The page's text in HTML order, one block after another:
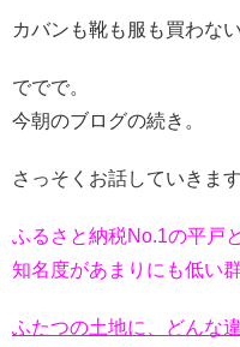
カバンも靴も服も買わな
ででで。
今朝のブログの続き。
さっそくお話していきます
ふるさと納税No.1の平戸と
知名度があまりにも低い群
ふたつの土地に、どんな